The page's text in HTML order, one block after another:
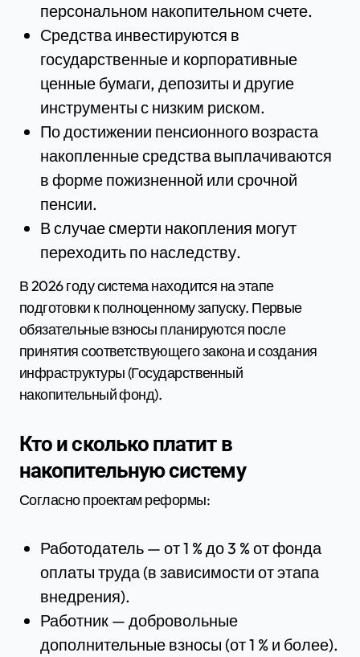
персональном накопительном счете.
Средства инвестируются в
государственные и корпоративные
ценные бумаги, депозиты и другие
инструменты с низким риском.
По достижении пенсионного возраста
накопленные средства выплачиваются
в форме пожизненной или срочной
пенсии.
В случае смерти накопления могут
переходить по наследству.
В 2026 году система находится на этапе
подготовки к полноценному запуску. Первые
обязательные взносы планируются после
принятия соответствующего закона и создания
инфраструктуры (Государственный
накопительный фонд).
Кто и сколько платит в
накопительную систему
Согласно проектам реформы:
Работодатель — от 1 % до 3 % от фонда
оплаты труда (в зависимости от этапа
внедрения).
Работник — добровольные
дополнительные взносы (от 1 % и более).